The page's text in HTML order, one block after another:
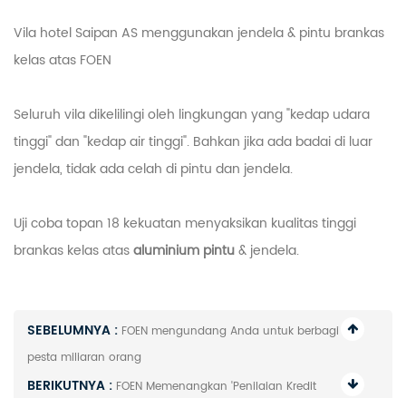
Vila hotel Saipan AS menggunakan jendela & pintu brankas
kelas atas FOEN
Seluruh vila dikelilingi oleh lingkungan yang "kedap udara
tinggi" dan "kedap air tinggi". Bahkan jika ada badai di luar
jendela, tidak ada celah di pintu dan jendela.
Uji coba topan 18 kekuatan menyaksikan kualitas tinggi
brankas kelas atasaluminium pintu& jendela.
SEBELUMNYA : FOEN mengundang Anda untuk berbagi
pesta miliaran orang
BERIKUTNYA : FOEN Memenangkan 'Penilaian Kredit